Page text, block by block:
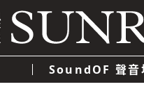
SoundOF 聲音